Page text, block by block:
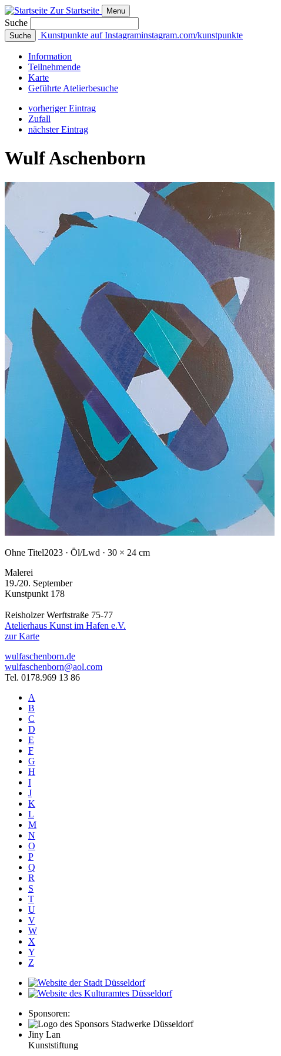
Zur Startseite Menu
Suche
Suche Kunstpunkte auf Instagraminstagram.com/kunstpunkte
Information
Teilnehmende
Karte
Geführte Atelierbesuche
vorheriger Eintrag
Zufall
nächster Eintrag
Wulf Aschenborn
Ohne Titel2023 · Öl/Lwd · 30 × 24 cm
Malerei
19./20. September
Kunstpunkt 178
Reisholzer Werftstraße 75-77
Atelierhaus Kunst im Hafen e.V.
zur Karte
wulfaschenborn.de
wulfaschenborn@aol.com
Tel. 0178.969 13 86
A
B
C
D
E
F
G
H
I
J
K
L
M
N
O
P
Q
R
S
T
U
V
W
X
Y
Z
Sponsoren:
Jiny Lan
Kunststiftung